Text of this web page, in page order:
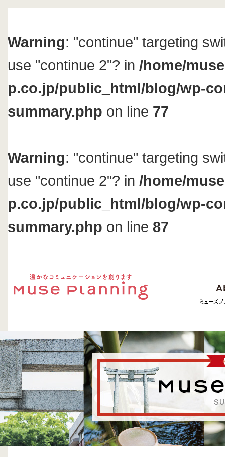
Warning: "continue" targeting
use "continue 2"? in /home/
p.co.jp/public_html/blog/wp-
summary.php on line 77
Warning: "continue" targeting
use "continue 2"? in /home/
p.co.jp/public_html/blog/wp-
summary.php on line 87